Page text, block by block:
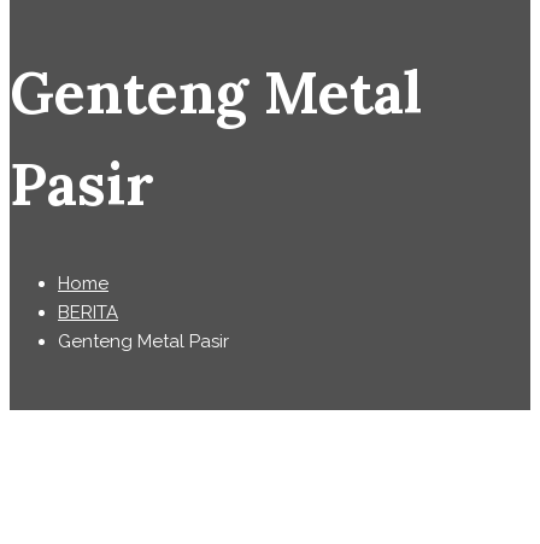
Genteng Metal
Pasir
Home
BERITA
Genteng Metal Pasir